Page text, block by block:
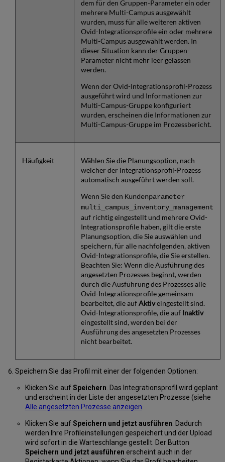
dem für den Gruppen-Parameter ein oder
mehrere Multi-Campus ausgewählt
wurden, muss für alle weiteren aktiven
Ovid-Integrationsprofile ein oder mehrere
Multi-Campus ausgewählt werden. In
dieser Situation kann der Gruppen-
Parameter nicht mehr leer gelassen
werden.
Wenn der Ovid-Integrationsprofil-Prozess
ausgeführt wird und Informationen zur
Multi-Campus-Gruppe konfiguriert
wurden, erscheinen die Informationen zur
Multi-Campus-Gruppe im Prozessbericht.
Häufigkeit
Wählen Sie die Planungsoption, nach
welcher der Integrationsprofil-Prozess
automatisch ausgeführt werden soll.
Wenn Sie den Kundenparameter
multi_campus_inventory_management
auf richtig eingestellt und mehrere Ovid-
Integrationsprofile haben, gilt die erste
Planungsoption, die Sie auswählen und
speichern, für alle nachfolgenden, aktiven
Ovid-Integrationsprofile, die Sie erstellen.
Beachten Sie: Wenn die Ausführung des
angesetzten Prozesses beginnt, werden
durch die Ausführung des Prozesses alle
Ovid-Integrationsprofile gemeinsam
bearbeitet, die aufAktiveingestellt sind.
Ovid-Integrationsprofile, die auf Inaktiv
eingestellt sind, werden bei der
Ausführung des angesetzten Prozesses
nicht bearbeitet.
Speichern Sie das Profil mit einer der folgenden Optionen:
Klicken Sie aufSpeichern . Das Integrationsprofil wird geplant
und erscheint in der Liste der angesetzten Prozesse (siehe
Alle angesetzten Prozesse anzeigen
Klicken Sie aufSpeichern und jetzt ausführen . Dadurch
werden Ihre Profileinstellungen gespeichert und der Upload
wird sofort in die Warteschlange gestellt. Der Button
Speichern und jetzt ausführen erscheint auch in der